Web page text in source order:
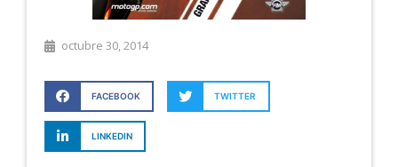
octubre 30, 2014
FACEBOOK TWITTER
LINKEDIN